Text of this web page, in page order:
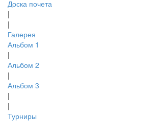
Доска почета
|
|
Галерея
Альбом 1
|
Альбом 2
|
Альбом 3
|
|
Турниры